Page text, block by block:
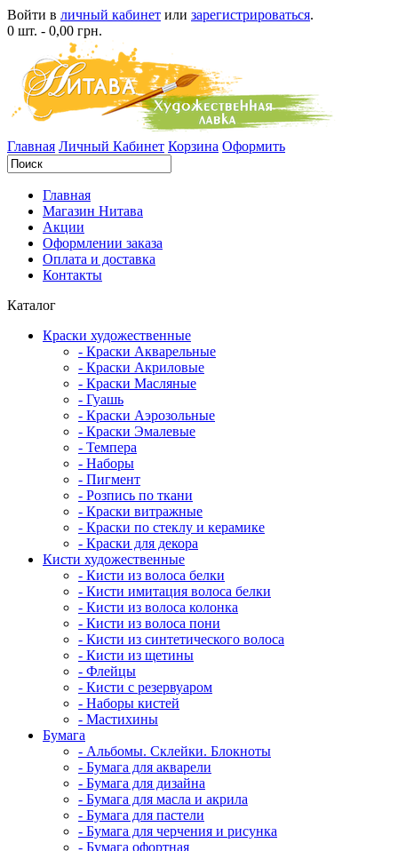
Войти в личный кабинет или зарегистрироваться.
0 шт. - 0,00 грн.
Главная Личный Кабинет Корзина Оформить
Главная
Магазин Нитава
Акции
Оформлении заказа
Оплата и доставка
Контакты
Каталог
Краски художественные
- Краски Акварельные
- Краски Акриловые
- Краски Масляные
- Гуашь
- Краски Аэрозольные
- Краски Эмалевые
- Темпера
- Наборы
- Пигмент
- Розпись по ткани
- Краски витражные
- Краски по стеклу и керамике
- Краски для декора
Кисти художественные
- Кисти из волоса белки
- Кисти имитация волоса белки
- Кисти из волоса колонка
- Кисти из волоса пони
- Кисти из синтетического волоса
- Кисти из щетины
- Флейцы
- Кисти с резервуаром
- Наборы кистей
- Мастихины
Бумага
- Альбомы. Склейки. Блокноты
- Бумага для акварели
- Бумага для дизайна
- Бумага для масла и акрила
- Бумага для пастели
- Бумага для черчения и рисунка
- Бумага офортная